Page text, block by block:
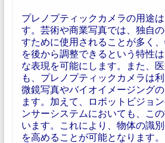
プレノプティックカメラの用途
す。芸術や商業写真では、独自
すために使用されることが多く
を後から調整できるという特性
な表現を可能にします。また、
も、プレノプティックカメラは
微鏡写真やバイオイメージング
ます。加えて、ロボットビジョ
ンサーシステムにおいても、こ
います。これにより、物体の識
を高めることが可能となります。